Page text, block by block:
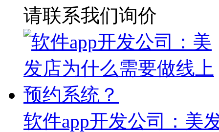
请联系我们询价
软件app开发公司：美